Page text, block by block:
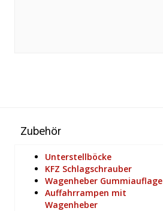
Zubehör
Unterstellböcke
KFZ Schlagschrauber
Wagenheber Gummiauflage
Auffahrrampen mit
Wagenheber